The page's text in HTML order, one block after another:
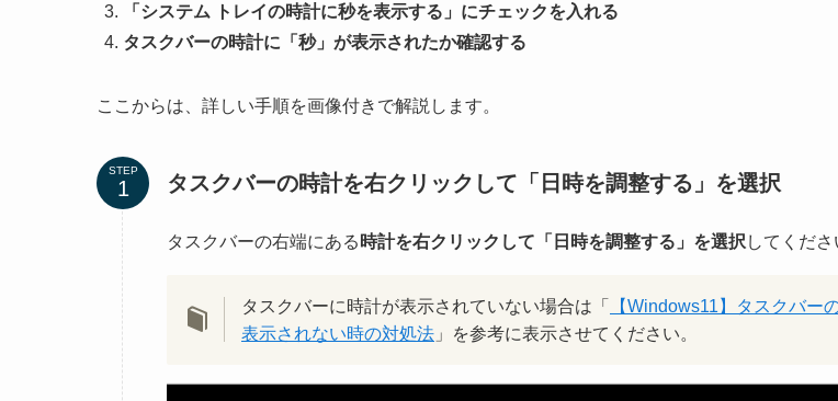
「システム トレイの時計に秒を表示する」にチェックを入れる
タスクバーの時計に「秒」が表示されたか確認する
ここからは、詳しい手順を画像付きで解説します。
STEP タスクバーの時計を右クリックして「日時を調整する」を選択
タスクバーの右端にある 時計を右クリックして「日時を調整する」を選択 してくださ
タスクバーに時計が表示されていない場合は「
【Windows11】タスクバー
表示されない時の対処法 」を参考に表示させてください。